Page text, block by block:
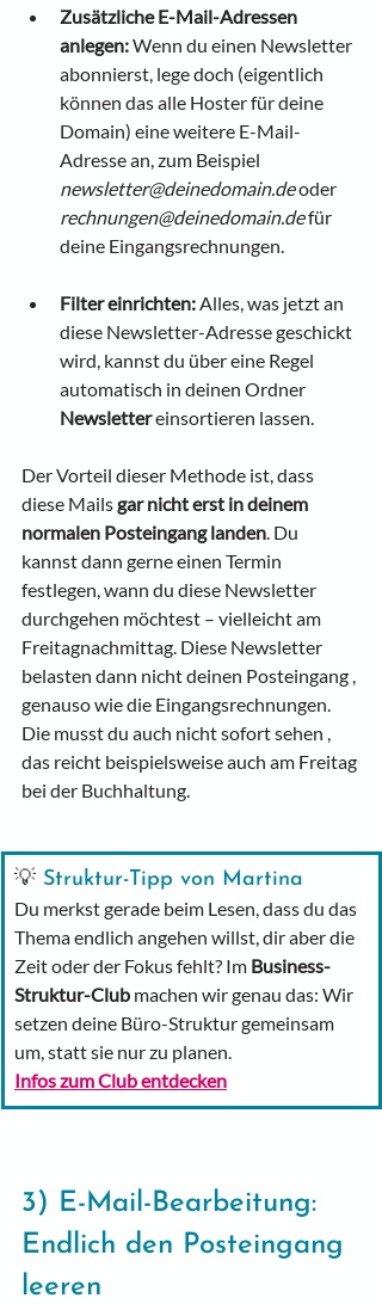
Zusätzliche E-Mail-Adressen
anlegen: Wenn du einen Newsletter
abonnierst, lege doch (eigentlich
können das alle Hoster für deine
Domain) eine weitere E-Mail-
Adresse an, zum Beispiel
newsletter@deinedomain.de oder
rechnungen@deinedomain.de für
deine Eingangsrechnungen.
Filter einrichten: Alles, was jetzt an
diese Newsletter-Adresse geschickt
wird, kannst du über eine Regel
automatisch in deinen Ordner
Newsletter einsortieren lassen.
Der Vorteil dieser Methode ist, dass
diese Mails gar nicht erst in deinem
normalen Posteingang landen. Du
kannst dann gerne einen Termin
festlegen, wann du diese Newsletter
durchgehen möchtest – vielleicht am
Freitagnachmittag. Diese Newsletter
belasten dann nicht deinen Posteingang ,
genauso wie die Eingangsrechnungen.
Die musst du auch nicht sofort sehen ,
das reicht beispielsweise auch am Freitag
bei der Buchhaltung.
💡 Struktur-Tipp von Martina
Du merkst gerade beim Lesen, dass du das
Thema endlich angehen willst, dir aber die
Zeit oder der Fokus fehlt? Im Business-
Struktur-Club machen wir genau das: Wir
setzen deine Büro-Struktur gemeinsam
um, statt sie nur zu planen.
Infos zum Club entdecken
3) E-Mail-Bearbeitung:
Endlich den Posteingang
leeren